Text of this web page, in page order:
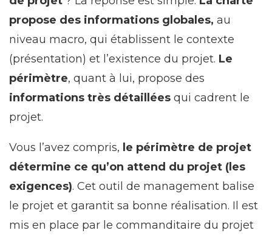
propose des informations globales, au
niveau macro, qui établissent le contexte
(présentation) et l’existence du projet. Le
périmètre, quant à lui, propose des
informations très détaillées qui cadrent le
projet.
Vous l’avez compris, le périmètre de projet
détermine ce qu’on attend du projet (les
exigences). Cet outil de management balise
le projet et garantit sa bonne réalisation. Il est
mis en place par le commanditaire du projet